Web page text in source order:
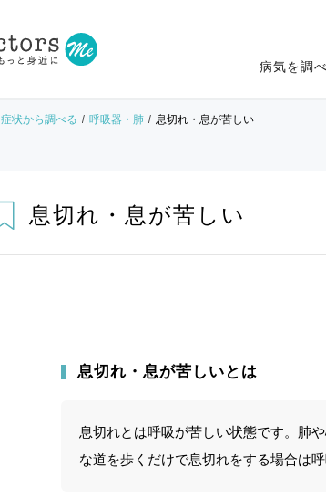
病気を調
症状から調べる 呼吸器・肺 息切れ・息が苦しい
息切れ・息が苦しい
息切れ・息が苦しいとは
息切れとは呼吸が苦しい状態です。肺
な道を歩くだけで息切れをする場合は